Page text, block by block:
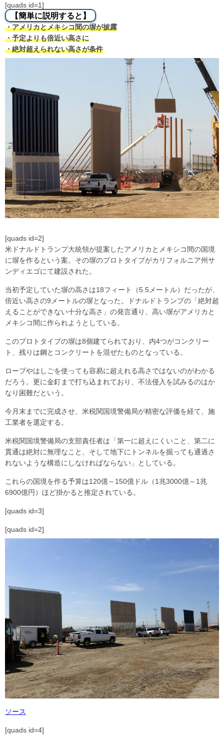
[quads id=1]
【簡単に説明すると】
・アメリカとメキシコ間の塀が披露
・予定よりも倍近い高さに
・絶対超えられない高さが条件
[quads id=2]
米ドナルドトランプ大統領が提案したアメリカとメキシコ間の国境
に塀を作るという案。その塀のプロトタイプがカリフォルニア州サ
ンディエゴにて建設された。
当初予定していた塀の高さは18フィート（5.5メートル）だったが、
倍近い高さの9メートルの塀となった。ドナルドトランプの「絶対超
えることができない十分な高さ」の発言通り、高い塀がアメリカと
メキシコ間に作られようとしている。
このプロトタイプの塀は8個建てられており、内4つがコンクリー
ト、残りは鋼とコンクリートを混ぜたものとなっている。
ロープやはしごを使っても容易に超えれる高さではないのがわかる
だろう。更に金釘まで打ち込まれており、不法侵入を試みるのはか
なり困難だという。
今月末までに完成させ、米税関国境警備局が精密な評価を経て、施
工業者を選定する。
米税関国境警備局の支部責任者は「第一に超えにくいこと、第二に
貫通は絶対に無理なこと、そして地下にトンネルを掘っても通過さ
れないような構造にしなければならない」としている。
これらの国境を作る予算は120億～150億ドル（1兆3000億～1兆
6900億円）ほど掛かると推定されている。
[quads id=3]
[quads id=2]
ソース
[quads id=4]